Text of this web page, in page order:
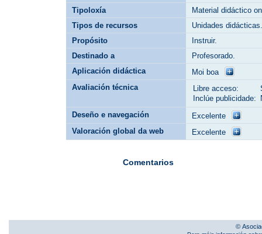
Tipoloxía
Material didáctico
Tipos de recursos
Unidades
Propósito
Instruir.
Destinado a
Profesorado.
Aplicación didáctica
Moi boa
Avaliación técnica
Libre acceso:
Inclúe publicidade:
Deseño e navegación
Excelente
Valoración global da web
Excelente
Comentarios
©